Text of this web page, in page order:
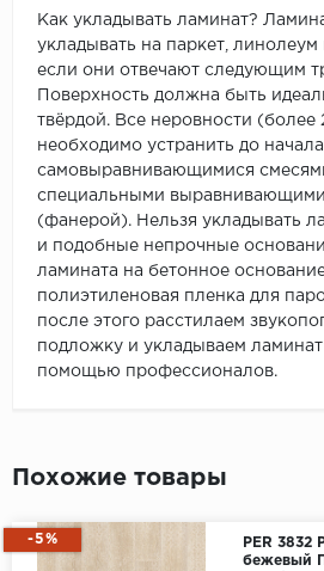
Как укладывать ламинат?
укладывать на паркет, линолеум
если они отвечают следующим
Поверхность должна быть
твёрдой. Все неровности (более
необходимо устранить до
самовыравнивающимися
специальными
(фанерой). Нельзя укладывать
и подобные непрочные
ламината на бетонное
полиэтиленовая пленка для
после этого расстилаем
подложку и укладываем
помощью профессионалов.
Похожие товары
-5%
PER 3832
бежевый